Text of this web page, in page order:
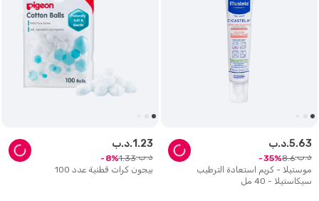
موستيلا - كريم استعادة الترطيب
سيكاستيلا - 40 مل
د.ب.5.63
د.ب. 8.6
35
بيجون كرات قطنية عدد 100
د.ب.1 .23
د.ب. 1.33
8